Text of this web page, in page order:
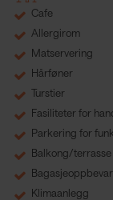
Cafe
Allergirom
Matservering
Hårføner
Turstier
Fasiliteter for
Parkering for
Balkong/terrasse
Klimaanlegg